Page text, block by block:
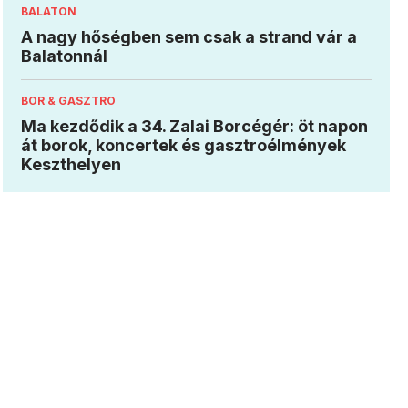
BALATON
A nagy hőségben sem csak a strand vár a
Balatonnál
BOR & GASZTRO
Ma kezdődik a 34. Zalai Borcégér: öt napon
át borok, koncertek és gasztroélmények
Keszthelyen